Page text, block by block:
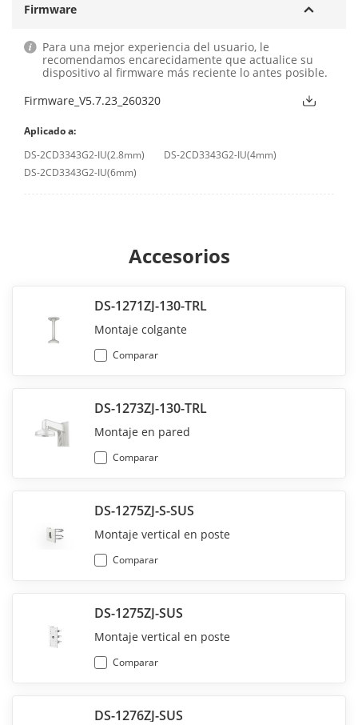
Firmware
Para una mejor experiencia del usuario, le
recomendamos encarecidamente que actualice su
dispositivo al firmware más reciente lo antes posible.
Firmware_V5.7.23_260320
Aplicado a:
DS-2CD3343G2-IU(2.8mm)
DS-2CD3343G2-IU(4mm)
DS-2CD3343G2-IU(6mm)
Accesorios
DS-1271ZJ-130-TRL
Montaje colgante
Comparar
DS-1273ZJ-130-TRL
Montaje en pared
Comparar
DS-1275ZJ-S-SUS
Montaje vertical en poste
Comparar
DS-1275ZJ-SUS
Montaje vertical en poste
Comparar
DS-1276ZJ-SUS